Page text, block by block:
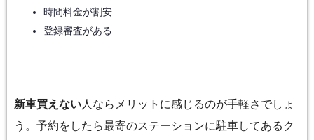
時間料金が割安
登録審査がある
新車買えない人ならメリットに感じるのが手軽さでしょ
う。予約をしたら最寄のステーションに駐車してあるク